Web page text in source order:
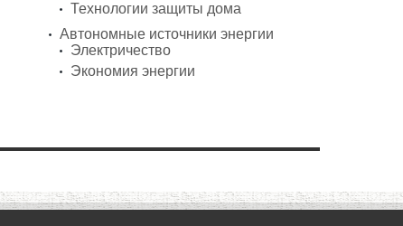
Технологии защиты дома
Автономные источники энергии
Электричество
Экономия энергии